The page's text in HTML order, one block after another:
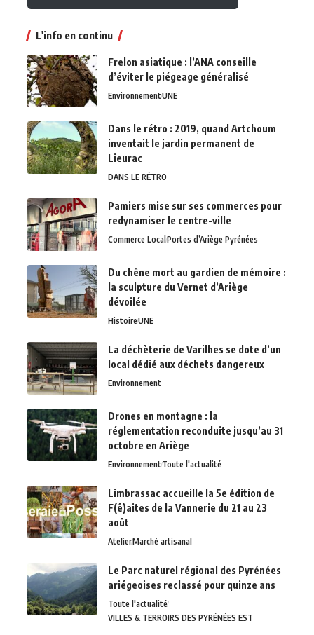
L'info en continu
Frelon asiatique : l’ANA conseille
d’éviter le piégeage généralisé
EnvironnementUNE
Dans le rétro : 2019, quand Artchoum
inventait le jardin permanent de
Lieurac
DANS LE RÉTRO
Pamiers mise sur ses commerces pour
redynamiser le centre-ville
Commerce LocalPortes d’Ariège Pyrénées
Du chêne mort au gardien de mémoire :
la sculpture du Vernet d’Ariège
dévoilée
HistoireUNE
La déchèterie de Varilhes se dote d’un
local dédié aux déchets dangereux
Environnement
Drones en montagne : la
réglementation reconduite jusqu’au 31
octobre en Ariège
EnvironnementToute l'actualité
Limbrassac accueille la 5e édition de
F(ê)aites de la Vannerie du 21 au 23
août
AtelierMarché artisanal
Le Parc naturel régional des Pyrénées
ariégeoises reclassé pour quinze ans
Toute l'actualité
VILLES & TERROIRS DES PYRÉNÉES EST